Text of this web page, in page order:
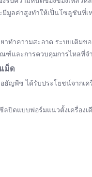
มูลค่าสูงทำให้เป็นโซลูชัน
ทำความสะอาด ระบบเติม
และการควบคุมการไหลที่จ
ม็ด
ญพืช ได้รับประโยชน์จาก
ลปิดแบบฟอร์มแนวตั้งเครื่อ